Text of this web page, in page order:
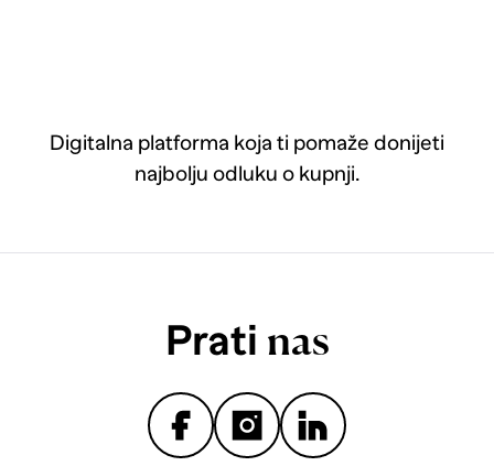
Digitalna platforma koja ti pomaže donijeti
najbolju odluku o kupnji.
Prati nas